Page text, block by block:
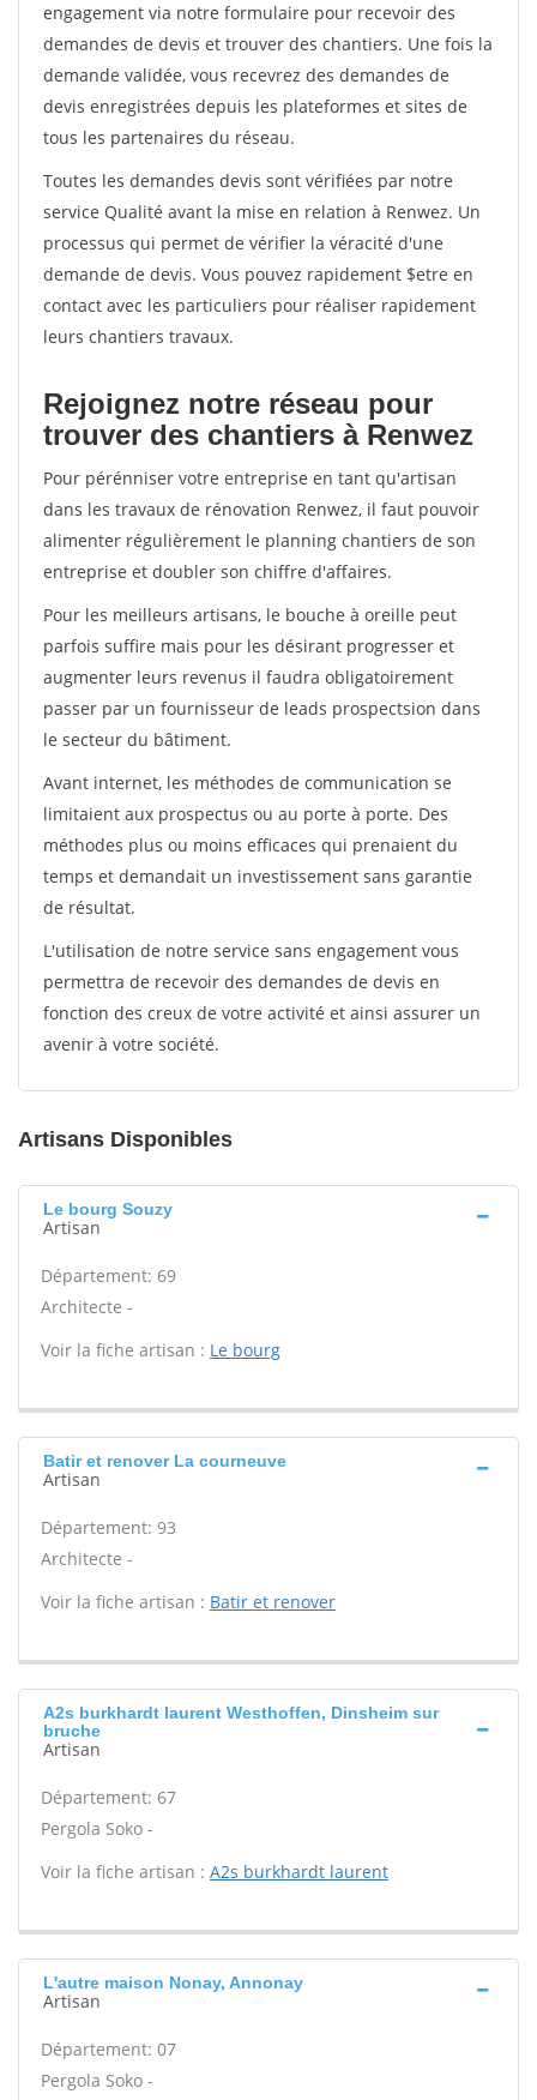
engagement via notre formulaire pour recevoir des
demandes de devis et trouver des chantiers. Une fois la
demande validée, vous recevrez des demandes de
devis enregistrées depuis les plateformes et sites de
tous les partenaires du réseau.
Toutes les demandes devis sont vérifiées par notre
service Qualité avant la mise en relation à Renwez. Un
processus qui permet de vérifier la véracité d'une
demande de devis. Vous pouvez rapidement $etre en
contact avec les particuliers pour réaliser rapidement
leurs chantiers travaux.
Rejoignez notre réseau pour
trouver des chantiers à Renwez
Pour pérénniser votre entreprise en tant qu'artisan
dans les travaux de rénovation Renwez, il faut pouvoir
alimenter régulièrement le planning chantiers de son
entreprise et doubler son chiffre d'affaires.
Pour les meilleurs artisans, le bouche à oreille peut
parfois suffire mais pour les désirant progresser et
augmenter leurs revenus il faudra obligatoirement
passer par un fournisseur de leads prospectsion dans
le secteur du bâtiment.
Avant internet, les méthodes de communication se
limitaient aux prospectus ou au porte à porte. Des
méthodes plus ou moins efficaces qui prenaient du
temps et demandait un investissement sans garantie
de résultat.
L'utilisation de notre service sans engagement vous
permettra de recevoir des demandes de devis en
fonction des creux de votre activité et ainsi assurer un
avenir à votre société.
Artisans Disponibles
Le bourg Souzy
Artisan
Département: 69
Architecte -
Voir la fiche artisan : Le bourg
Batir et renover La courneuve
Artisan
Département: 93
Architecte -
Voir la fiche artisan : Batir et renover
A2s burkhardt laurent Westhoffen, Dinsheim sur
bruche
Artisan
Département: 67
Pergola Soko -
Voir la fiche artisan : A2s burkhardt laurent
L'autre maison Nonay, Annonay
Artisan
Département: 07
Pergola Soko -